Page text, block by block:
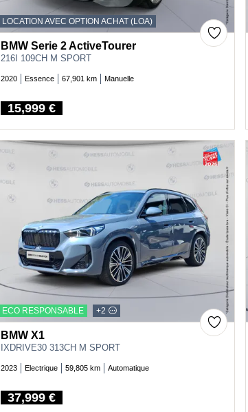
LOCATION AVEC OPTION ACHAT (LOA)
BMW Serie 2 ActiveTourer
216I 109CH M SPORT
2020 Essence 67,901 km Manuelle
Price
15,999 €
ECO RESPONSABLE +2
BMW X1
IXDRIVE30 313CH M SPORT
2023 Electrique 59,805 km Automatique
Price
37,999 €